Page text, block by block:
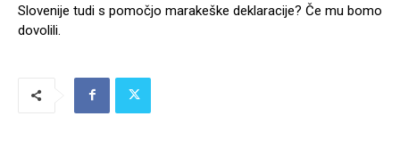
Slovenije tudi s pomočjo marakeške deklaracije? Če mu bomo
dovolili.